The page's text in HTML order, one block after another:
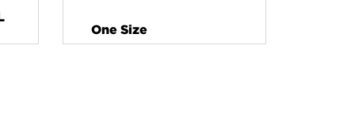
One Size